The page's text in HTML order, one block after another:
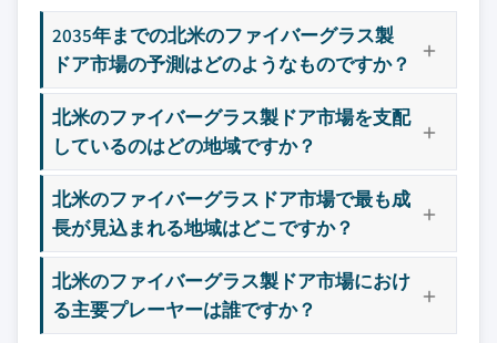
2035年までの北米のファイバーグラス製
ドア市場の予測はどのようなものですか？
北米のファイバーグラス製ドア市場を支配
しているのはどの地域ですか？
北米のファイバーグラスドア市場で最も成
長が見込まれる地域はどこですか？
北米のファイバーグラス製ドア市場におけ
る主要プレーヤーは誰ですか？